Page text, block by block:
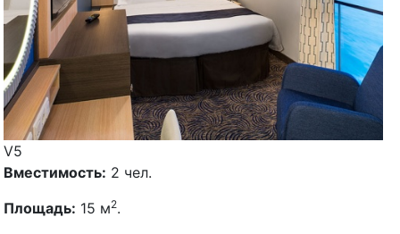
V5
Вместимость: 2 чел.
Площадь: 15 м2.